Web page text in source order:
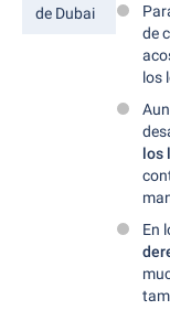
de Dubai
de
los
los
En